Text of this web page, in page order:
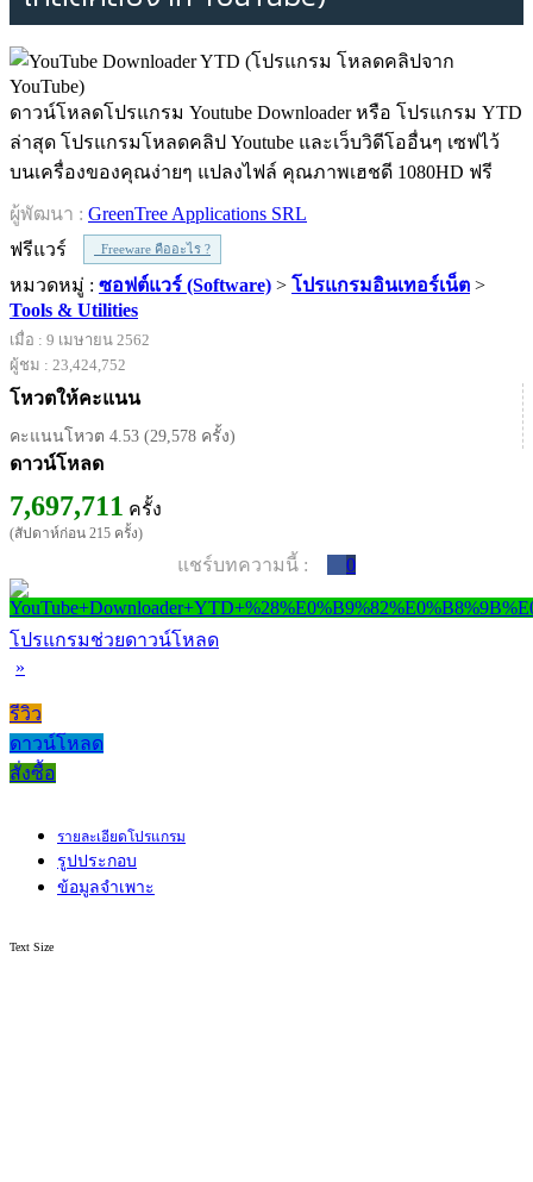
ดาวน์โหลดโปรแกรม Youtube Downloader หรือ โปรแกรม YTD
ล่าสุด โปรแกรมโหลดคลิป Youtube และเว็บวิดีโออื่นๆ เซฟไว้
บนเครื่องของคุณง่ายๆ แปลงไฟล์ คุณภาพเฮชดี 1080HD ฟรี
ผู้พัฒนา : GreenTree Applications SRL
ฟรีแวร์
Freeware คืออะไร ?
หมวดหมู่ : ซอฟต์แวร์ (Software) > โปรแกรมอินเทอร์เน็ต >
Tools & Utilities
เมื่อ : 9 เมษายน 2562
ผู้ชม : 23,424,752
โหวตให้คะแนน
คะแนนโหวต 4.53 (29,578 ครั้ง)
ดาวน์โหลด
7,697,711 ครั้ง
(สัปดาห์ก่อน 215 ครั้ง)
แชร์บทความนี้ : 0
โปรแกรมช่วยดาวน์โหลด
»
รีวิว
ดาวน์โหลด
สั่งซื้อ
รายละเอียดโปรแกรม
รูปประกอบ
ข้อมูลจำเพาะ
Text Size